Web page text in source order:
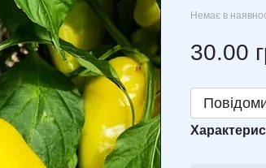
Немає в
30.00